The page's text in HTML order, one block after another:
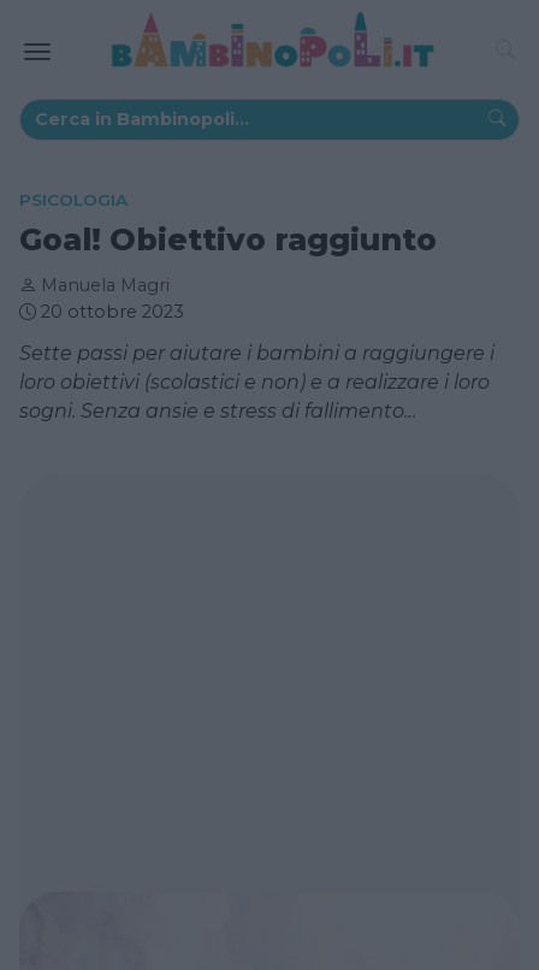
PSICOLOGIA
Goal! Obiettivo raggiunto
Manuela Magri
20 ottobre 2023
Sette passi per aiutare i bambini a raggiungere i
loro obiettivi (scolastici e non) e a realizzare i loro
sogni. Senza ansie e stress di fallimento…